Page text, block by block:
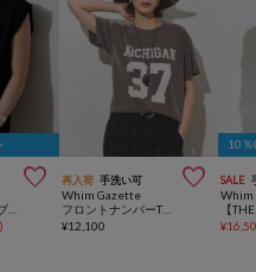

)
再入荷 手洗い可 
Whim Gazette
フロントナンバーTシャツ
¥12,100
10％
SALE
Whim
¥